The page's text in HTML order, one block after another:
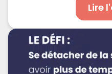
Lire